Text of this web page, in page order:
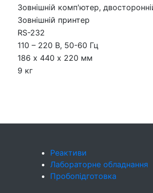
Зовнішній комп'ютер,
Зовнішній принтер
RS-232
110 – 220 В, 50-60 Гц
186 х 440 х 220 мм
9 кг
Реактиви
Лабораторне обладнання
Пробопідготовка